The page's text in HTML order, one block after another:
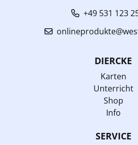
+49 531 123
DIERCKE
Karten
Unterricht
Shop
Info
SERVICE